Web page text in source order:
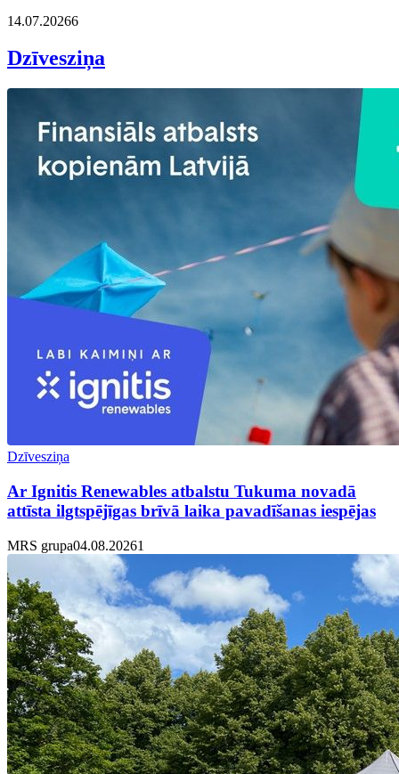
14.07.20266
Dzīvesziņa
Dzīvesziņa
Ar Ignitis Renewables atbalstu Tukuma novadā
attīsta ilgtspējīgas brīvā laika pavadīšanas iespējas
MRS grupa04.08.20261